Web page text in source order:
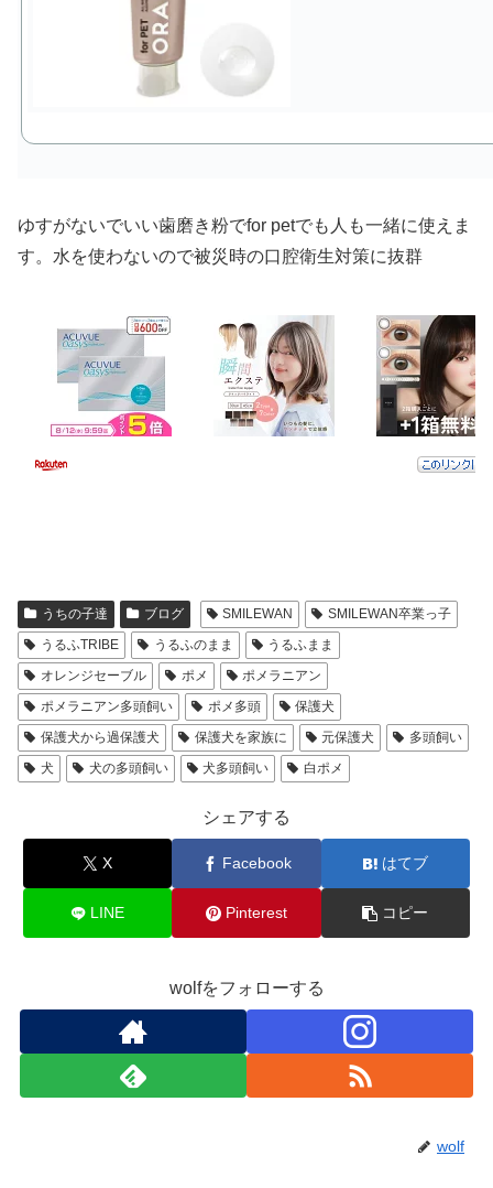
ゆすがないでいい歯磨き粉でfor petでも人も一緒に使えま
す。水を使わないので被災時の口腔衛生対策に抜群
うちの子達 ブログ SMILEWAN
SMILEWAN卒業っ子
うるふTRIBE
うるふのまま
うるふまま
オレンジセーブル
ポメ
ポメラニアン
ポメラニアン多頭飼い
ポメ多頭
保護犬
保護犬から過保護犬
保護犬を家族に 元保護犬
多頭飼い
犬
犬の多頭飼い 犬多頭飼い 白ポメ
シェアする
X Facebook はてブ
LINE Pinterest コピー
wolfをフォローする
wolf